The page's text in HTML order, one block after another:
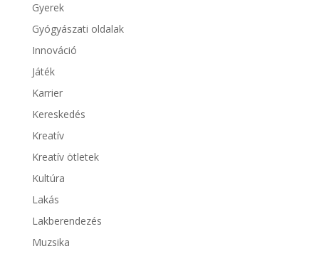
Gyerek
Gyógyászati oldalak
Innováció
Játék
Karrier
Kereskedés
Kreatív
Kreatív ötletek
Kultúra
Lakás
Lakberendezés
Muzsika